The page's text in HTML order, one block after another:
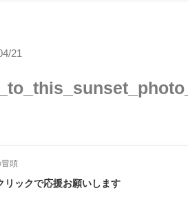
21
頭
リックで応援お願いします